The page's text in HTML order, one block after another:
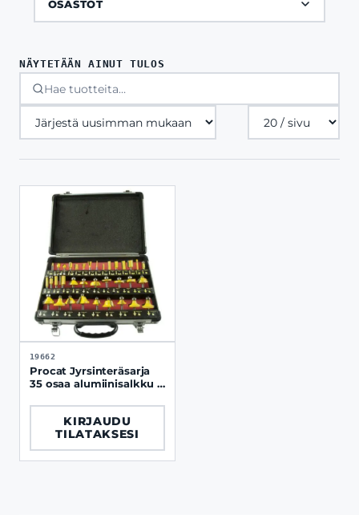
OSASTOT
NÄYTETÄÄN AINUT TULOS
Tuotteita
sivulla
19662
Procat Jyrsinteräsarja
35 osaa alumiinisalkku 8
KIRJAUDU
TILATAKSESI